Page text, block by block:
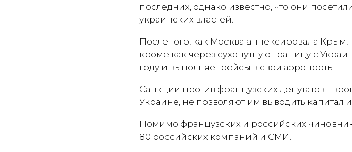
последних, однако известно, что они
украинских властей.
После того, как Москва аннексировала
кроме как через сухопутную границу с
году и выполняет рейсы в свои аэропорты.
Санкции против французских депутатов
Украине, не позволяют им выводить капитал
Помимо французских и российских
80 российских компаний и СМИ.